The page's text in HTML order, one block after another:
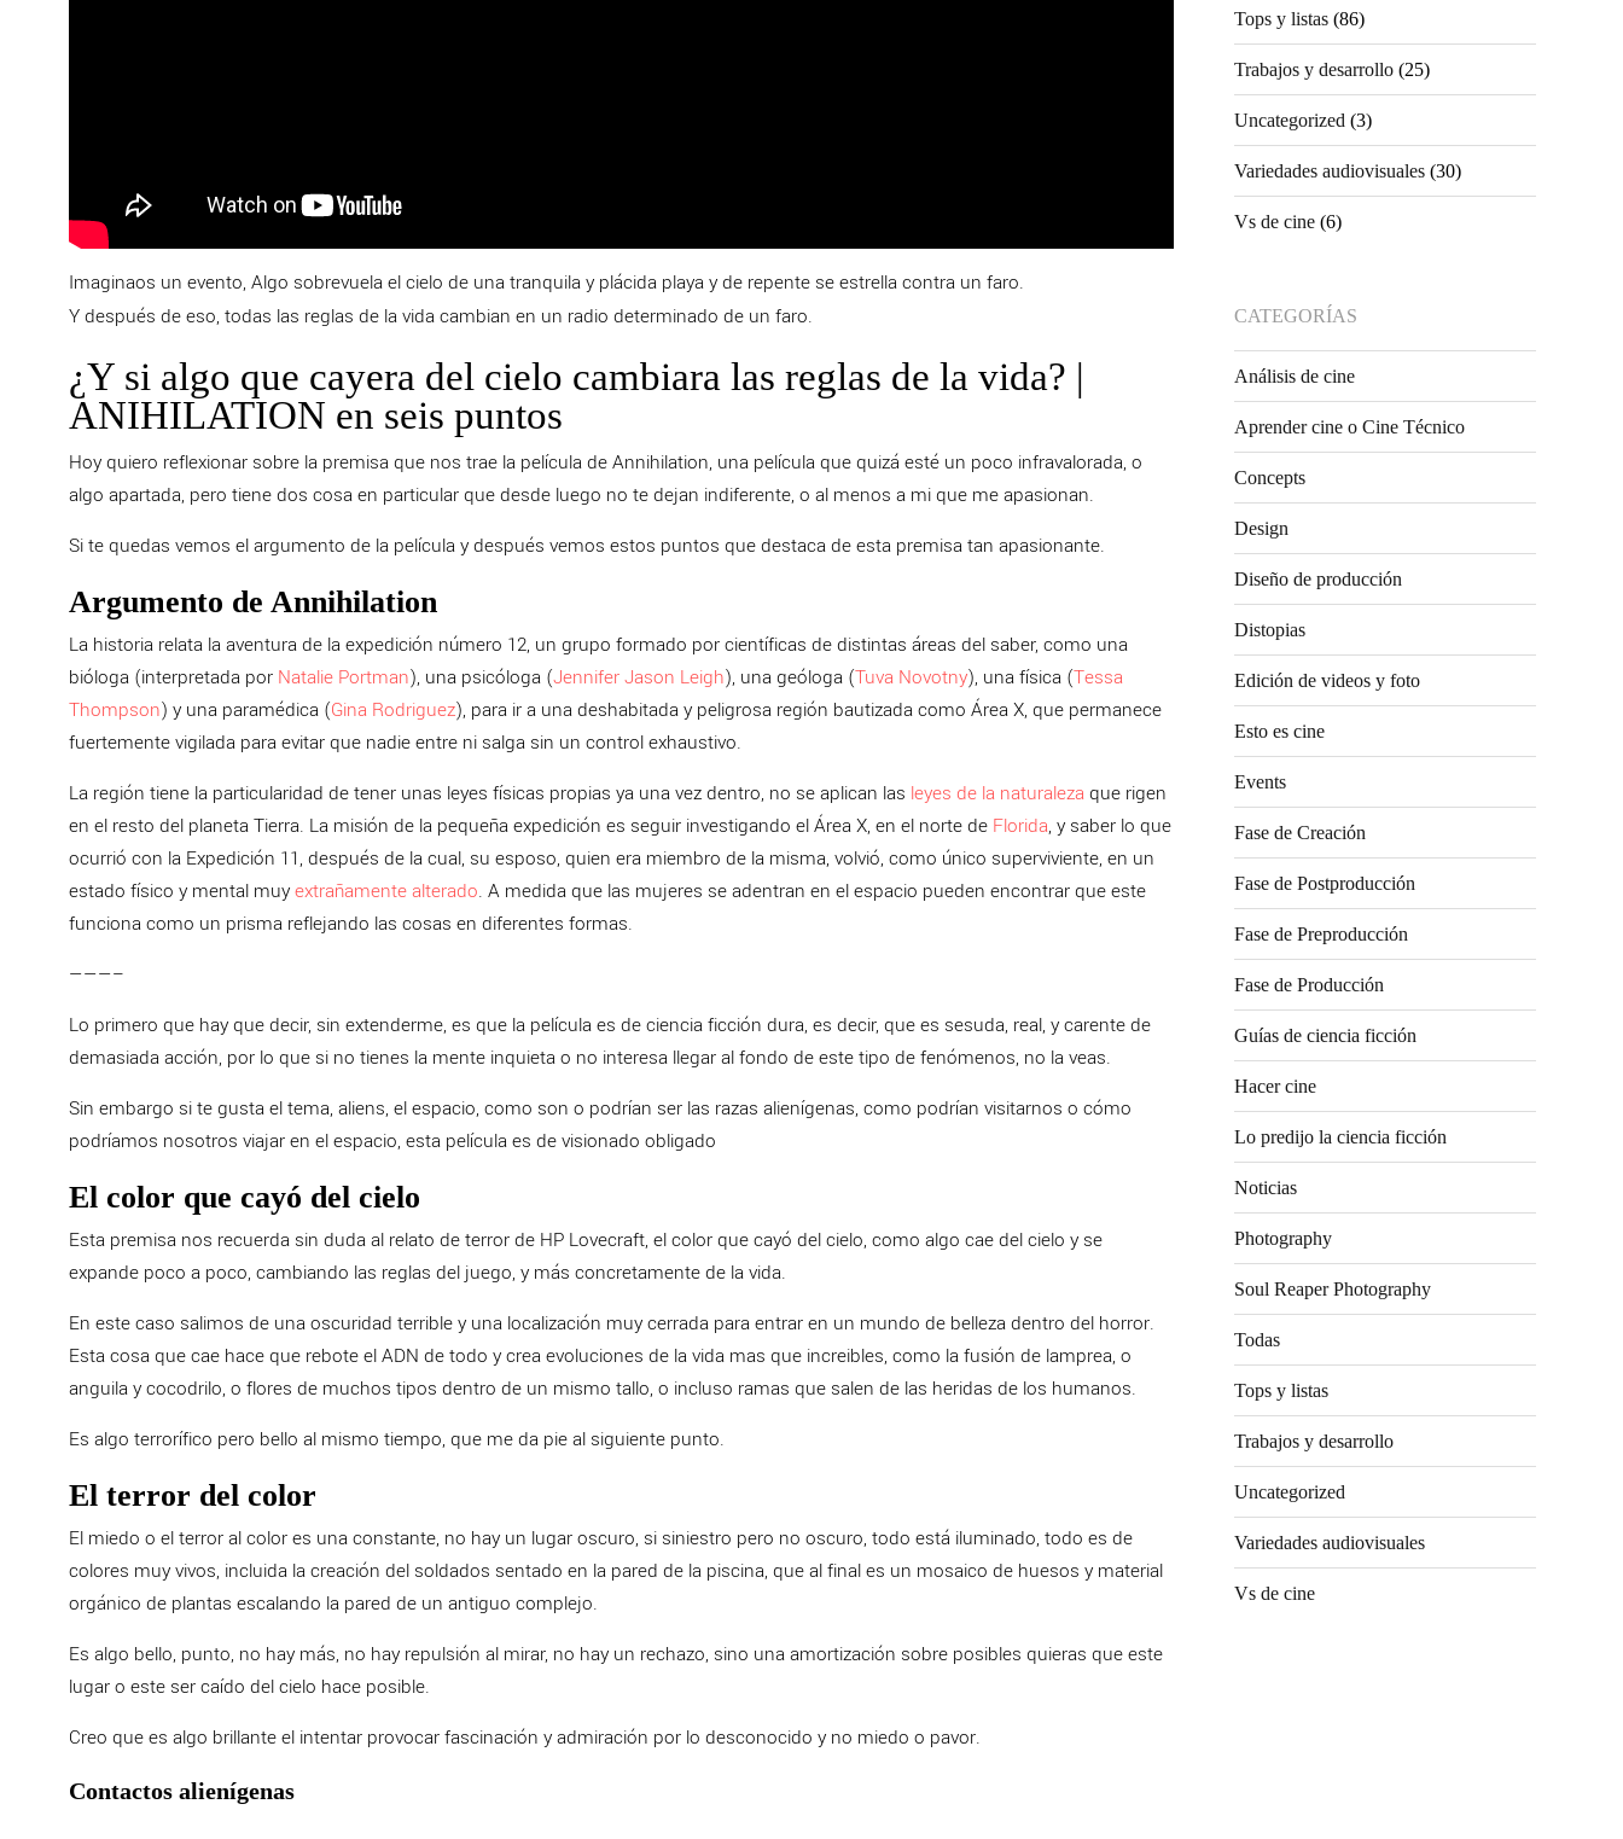
Imaginaos un evento, Algo sobrevuela el cielo de una tranquila y plácida playa y de repente se estrella contra un faro.
Y después de eso, todas las reglas de la vida cambian en un radio determinado de un faro.
¿Y si algo que cayera del cielo cambiara las reglas de la vida? |
ANIHILATION en seis puntos
Hoy quiero reflexionar sobre la premisa que nos trae la película de Annihilation, una película que quizá esté un poco infravalorada, o
algo apartada, pero tiene dos cosa en particular que desde luego no te dejan indiferente, o al menos a mi que me apasionan.
Si te quedas vemos el argumento de la película y después vemos estos puntos que destaca de esta premisa tan apasionante.
Argumento de Annihilation
La historia relata la aventura de la expedición número 12, un grupo formado por científicas de distintas áreas del saber, como una
bióloga (interpretada por Natalie Portman), una psicóloga (Jennifer Jason Leigh), una geóloga (Tuva Novotny), una física (Tessa
Thompson) y una paramédica (Gina Rodriguez), para ir a una deshabitada y peligrosa región bautizada como Área X, que permanece
fuertemente vigilada para evitar que nadie entre ni salga sin un control exhaustivo.
La región tiene la particularidad de tener unas leyes físicas propias ya una vez dentro, no se aplican las leyes de la naturalezaque rigen
en el resto del planeta Tierra. La misión de la pequeña expedición es seguir investigando el Área X, en el norte de Florida, y saber lo que
ocurrió con la Expedición 11, después de la cual, su esposo, quien era miembro de la misma, volvió, como único superviviente, en un
estado físico y mental muyextrañamente alterado. A medida que las mujeres se adentran en el espacio pueden encontrar que este
funciona como un prisma reflejando las cosas en diferentes formas.
———–
Lo primero que hay que decir, sin extenderme, es que la película es de ciencia ficción dura, es decir, que es sesuda, real, y carente de
demasiada acción, por lo que si no tienes la mente inquieta o no interesa llegar al fondo de este tipo de fenómenos, no la veas.
Sin embargo si te gusta el tema, aliens, el espacio, como son o podrían ser las razas alienígenas, como podrían visitarnos o cómo
podríamos nosotros viajar en el espacio, esta película es de visionado obligado
El color que cayó del cielo
Esta premisa nos recuerda sin duda al relato de terror de HP Lovecraft, el color que cayó del cielo, como algo cae del cielo y se
expande poco a poco, cambiando las reglas del juego, y más concretamente de la vida.
En este caso salimos de una oscuridad terrible y una localización muy cerrada para entrar en un mundo de belleza dentro del horror.
Esta cosa que cae hace que rebote el ADN de todo y crea evoluciones de la vida mas que increibles, como la fusión de lamprea, o
anguila y cocodrilo, o flores de muchos tipos dentro de un mismo tallo, o incluso ramas que salen de las heridas de los humanos.
Es algo terrorífico pero bello al mismo tiempo, que me da pie al siguiente punto.
El terror del color
El miedo o el terror al color es una constante, no hay un lugar oscuro, si siniestro pero no oscuro, todo está iluminado, todo es de
colores muy vivos, incluida la creación del soldados sentado en la pared de la piscina, que al final es un mosaico de huesos y material
orgánico de plantas escalando la pared de un antiguo complejo.
Es algo bello, punto, no hay más, no hay repulsión al mirar, no hay un rechazo, sino una amortización sobre posibles quieras que este
lugar o este ser caído del cielo hace posible.
Creo que es algo brillante el intentar provocar fascinación y admiración por lo desconocido y no miedo o pavor.
Contactos alienígenas
Tops y listas (86)
Trabajos y desarrollo (25)
Uncategorized (3)
Variedades audiovisuales (30)
Vs de cine (6)
CATEGORÍAS
Análisis de cine
Aprender cine o Cine Técnico
Concepts
Design
Diseño de producción
Distopias
Edición de videos y foto
Esto es cine
Events
Fase de Creación
Fase de Postproducción
Fase de Preproducción
Fase de Producción
Guías de ciencia ficción
Hacer cine
Lo predijo la ciencia ficción
Noticias
Photography
Soul Reaper Photography
Todas
Tops y listas
Trabajos y desarrollo
Uncategorized
Variedades audiovisuales
Vs de cine